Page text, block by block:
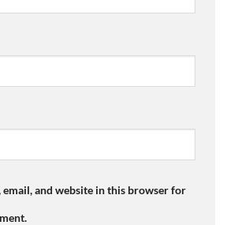
email, and website in this browser for